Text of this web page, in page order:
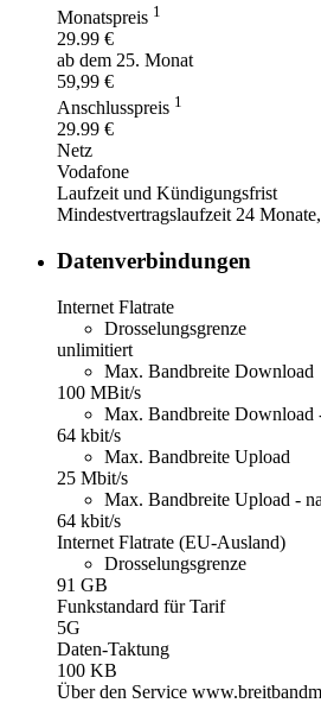
Monatspreis 1
29.99 €
ab dem 25. Monat
59,99 €
Anschlusspreis 1
29.99 €
Netz
Vodafone
Laufzeit und Kündigungsfrist
Mindestvertragslaufzeit 24
Datenverbindungen
Internet Flatrate
Drosselungsgrenze
unlimitiert
Max. Bandbreite Download
100 MBit/s
Max. Bandbreite Download
64 kbit/s
Max. Bandbreite Upload
25 Mbit/s
Max. Bandbreite Upload -
64 kbit/s
Internet Flatrate (EU-Ausland)
Drosselungsgrenze
91 GB
Funkstandard für Tarif
5G
Daten-Taktung
100 KB
Über den Service